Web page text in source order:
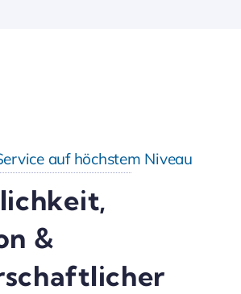
auf höchstem Niveau
&